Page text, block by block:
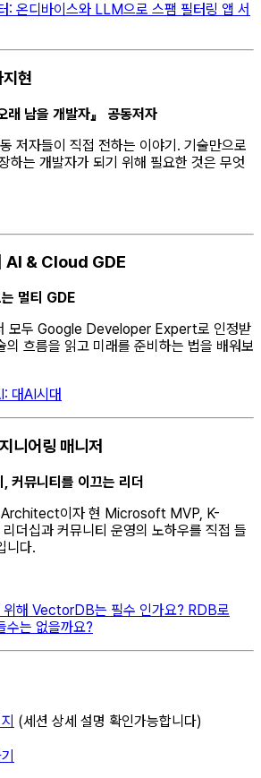
: 온디바이스와 LLM으로 스팸 필터링 앱 서
현
래 남을 개발자』 공동저자
저자들이 직접 전하는 이야기. 기술만으로
하는 개발자가 되기 위해 필요한 것은 무엇
& Cloud GDE
멀티 GDE
모두 Google Developer Expert로 인정받
의 흐름을 읽고 미래를 준비하는 법을 배워보
대AI시대
니어링 매니저
커뮤니티를 이끄는 리더
이자 현 Microsoft MVP, K-
더십과 커뮤니티 운영의 노하우를 직접 들
니다.
위해 VectorDB는 필수 인가요? RDB로
는 없을까요?
(세션 상세 설명 확인가능합니다)